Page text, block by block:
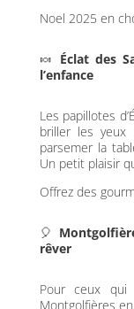
Noel 2025 en
🍬 Éclat des
l’enfance
Les papillotes
briller les yeux
parsemer la
Un petit plaisir
Offrez des
🎈
rêver
Pour ceux qui
Montgolfières